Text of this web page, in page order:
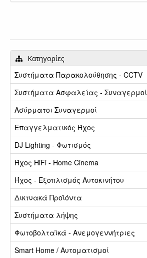
Κατηγορίες
Συστήματα Παρακολούθησης - CCTV
Συστήματα Ασφαλείας - Συναγερμοί
Ασύρματοι Συναγερμοί
Επαγγελματικός Ήχος
DJ Lighting - Φωτισμός
Ήχος HiFi - Home Cinema
Ήχος - Εξοπλισμός Αυτοκινήτου
Δικτυακά Προϊόντα
Συστήματα λήψης
Φωτοβολταϊκά - Ανεμογεννήτριες
Smart Home / Αυτοματισμοί